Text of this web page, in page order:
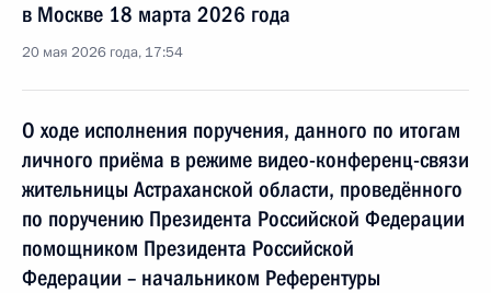
в Москве 18 марта 2026 года
20 мая 2026 года, 17:54
О ходе исполнения поручения, данного по итогам
личного приёма в режиме видео-конференц-связи
жительницы Астраханской области, проведённого
по поручению Президента Российской Федерации
помощником Президента Российской
Федерации – начальником Референтуры